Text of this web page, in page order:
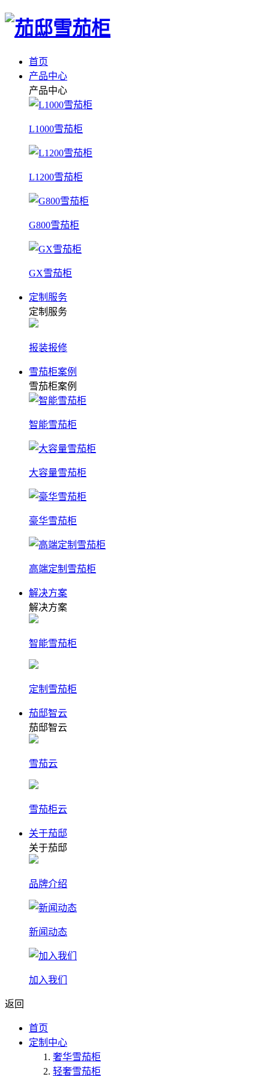
首页
产品中心
产品中心
L1000雪茄柜
L1200雪茄柜
G800雪茄柜
GX雪茄柜
定制服务
定制服务
报装报修
雪茄柜案例
雪茄柜案例
智能雪茄柜
大容量雪茄柜
豪华雪茄柜
高端定制雪茄柜
解决方案
解决方案
智能雪茄柜
定制雪茄柜
茄邸智云
茄邸智云
雪茄云
雪茄柜云
关于茄邸
关于茄邸
品牌介绍
新闻动态
加入我们
返回
首页
定制中心
奢华雪茄柜
轻奢雪茄柜